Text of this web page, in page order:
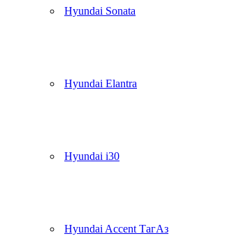
Hyundai Sonata
Hyundai Elantra
Hyundai i30
Hyundai Accent ТагАз